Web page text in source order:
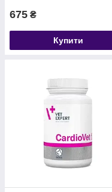
675 ₴
Купити